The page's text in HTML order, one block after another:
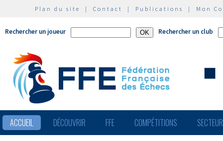
Plan du site | Contact | Publications | Mon
Rechercher un joueur Rechercher un club
ACCUEIL DÉCOUVRIR FFE COMPÉTITIONS